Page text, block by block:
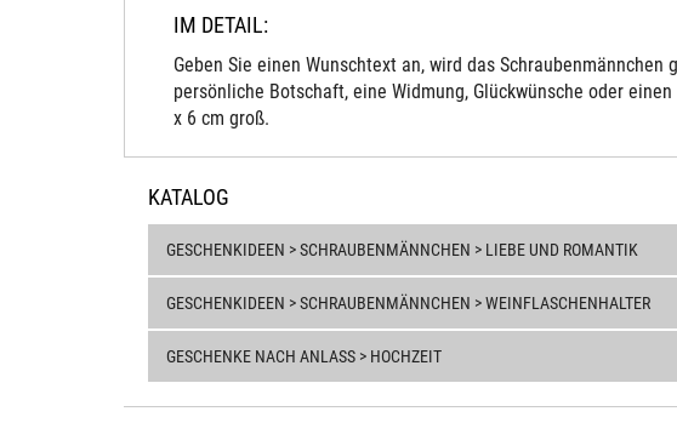
IM DETAIL:
Geben Sie einen Wunschtext an, wird das
persönliche Botschaft, eine Widmung, Glückwünsche oder
x 6 cm groß.
KATALOG
GESCHENKIDEEN > SCHRAUBENMÄNNCHEN > LIEBE UND ROMANTIK
GESCHENKIDEEN > SCHRAUBENMÄNNCHEN > WEINFLASCHENHALTER
GESCHENKE NACH ANLASS > HOCHZEIT